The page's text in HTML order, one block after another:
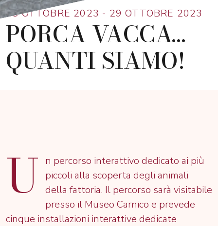
28 OTTOBRE 2023 - 29 OTTOBRE 2023
PORCA VACCA...
QUANTI SIAMO!
U n percorso interattivo dedicato ai più
piccoli alla scoperta degli animali
della fattoria. Il percorso sarà visitabile
presso il Museo Carnico e prevede
cinque installazioni interattive dedicate